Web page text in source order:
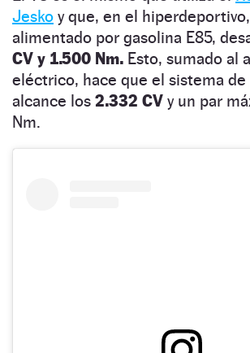
Jesko y que, en el
alimentado por gasolina E85,
CV y 1.500 Nm. Esto, sumado al
eléctrico, hace que el sistema
alcance los 2.332 CV y un par
Nm.